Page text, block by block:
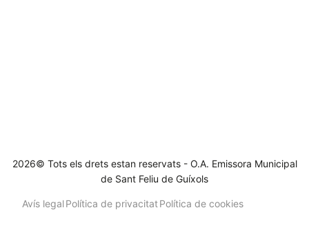
2026© Tots els drets estan reservats - O.A. Emissora Municipal
de Sant Feliu de Guíxols
Avís legalPolítica de privacitatPolítica de cookies